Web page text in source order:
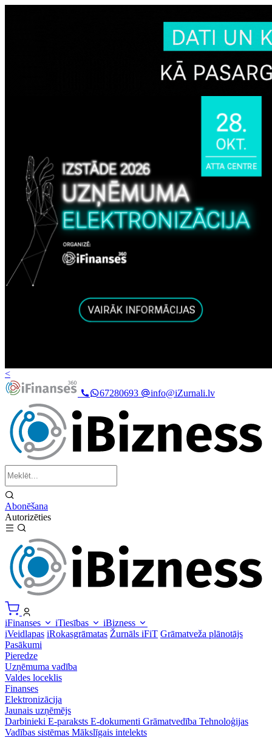
<
67280693
info@iZurnali.lv
Abonēšana
Autorizēties
iFinanses iTiesības
iBizness
iVeidlapas iRokasgrāmatas Žurnāls iFiT Grāmatveža plānotājs
Pasākumi
Pieredze
Uzņēmuma vadība
Valdes loceklis
Finanses
Elektronizācija
Jaunais uzņēmējs
Darbinieki E-paraksts E-dokumenti Grāmatvedība Tehnoloģijas
Vadības sistēmas Mākslīgais intelekts